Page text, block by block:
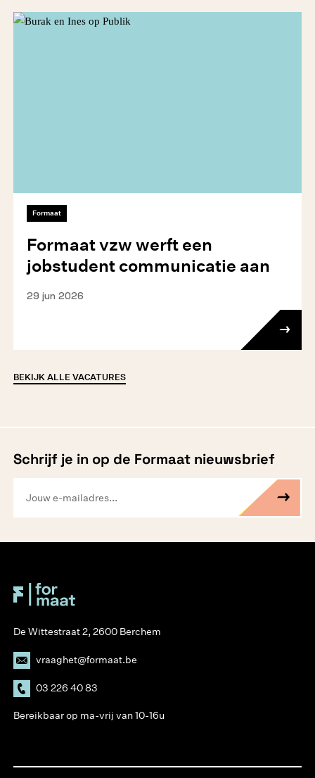
Formaat
Formaat vzw werft een
jobstudent communicatie aan
29 jun 2026
BEKIJK ALLE VACATURES
Schrijf je in op de Formaat nieuwsbrief
De Wittestraat 2, 2600 Berchem
vraaghet@formaat.be
03 226 40 83
Bereikbaar op ma-vrij van 10-16u